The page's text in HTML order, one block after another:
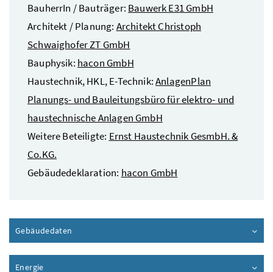
BauherrIn / Bauträger: Bauwerk E31 GmbH
Architekt / Planung: Architekt Christoph
Schwaighofer ZT GmbH
Bauphysik: hacon GmbH
Haustechnik, HKL, E-Technik:AnlagenPlan
Planungs- und Bauleitungsbüro für elektro- und
haustechnische Anlagen GmbH
Weitere Beteiligte: Ernst Haustechnik GesmbH. &
Co.KG.
Gebäudedeklaration: hacon GmbH
Gebäudedaten
Energie